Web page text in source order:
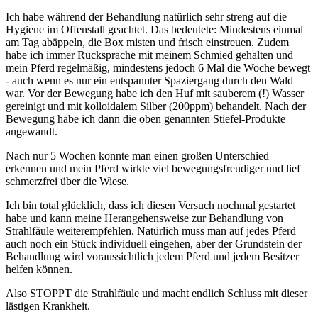
Ich habe während der Behandlung natürlich sehr streng auf die
Hygiene im Offenstall geachtet. Das bedeutete: Mindestens einmal
am Tag abäppeln, die Box misten und frisch einstreuen. Zudem
habe ich immer Rücksprache mit meinem Schmied gehalten und
mein Pferd regelmäßig, mindestens jedoch 6 Mal die Woche bewegt
- auch wenn es nur ein entspannter Spaziergang durch den Wald
war. Vor der Bewegung habe ich den Huf mit sauberem (!) Wasser
gereinigt und mit kolloidalem Silber (200ppm) behandelt. Nach der
Bewegung habe ich dann die oben genannten Stiefel-Produkte
angewandt.
Nach nur 5 Wochen konnte man einen großen Unterschied
erkennen und mein Pferd wirkte viel bewegungsfreudiger und lief
schmerzfrei über die Wiese.
Ich bin total glücklich, dass ich diesen Versuch nochmal gestartet
habe und kann meine Herangehensweise zur Behandlung von
Strahlfäule weiterempfehlen. Natürlich muss man auf jedes Pferd
auch noch ein Stück individuell eingehen, aber der Grundstein der
Behandlung wird voraussichtlich jedem Pferd und jedem Besitzer
helfen können.
Also STOPPT die Strahlfäule und macht endlich Schluss mit dieser
lästigen Krankheit.